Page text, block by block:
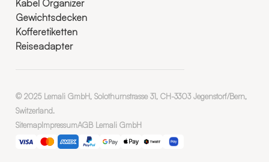
Kabel Organizer
Gewichtsdecken
Kofferetiketten
Reiseadapter
© 2025 Lemali GmbH, Solothurnstrasse 31, CH-3303 Jegenstorf/Bern,
Switzerland.
SitemapImpressumAGB Lemali GmbH